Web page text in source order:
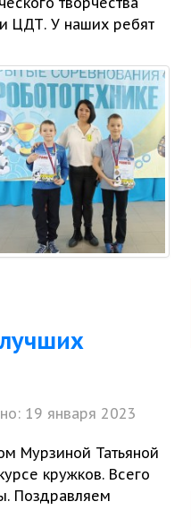
ЦДТ. У наших ребят
19 января 2023
Мурзиной Татьяной
кружков. Всего
Поздравляем